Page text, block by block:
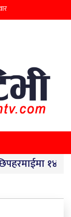
किलो गाँजा